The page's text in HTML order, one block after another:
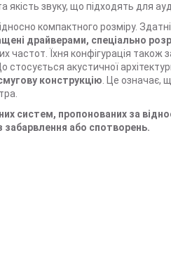
звуку, що підходять для
компактного розміру.
драйверами, спеціально
частот. Їхня конфігурація також
стосується акустичної
конструкцію. Це означає,
систем, пропонованих за
забарвлення або спотворень.